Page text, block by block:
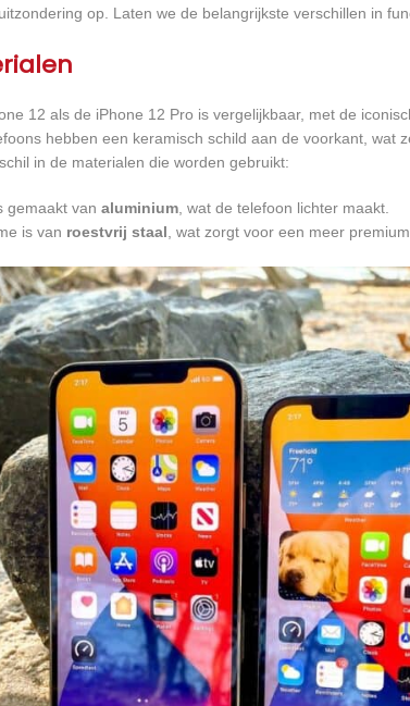
op. Laten we de belangrijkste verschillen in
12 als de iPhone 12 Pro is vergelijkbaar, met de
hebben een keramisch schild aan de voorkant, wat
in de materialen die worden gebruikt:
gemaakt van aluminium , wat de telefoon lichter maakt.
is van roestvrij staal , wat zorgt voor een meer